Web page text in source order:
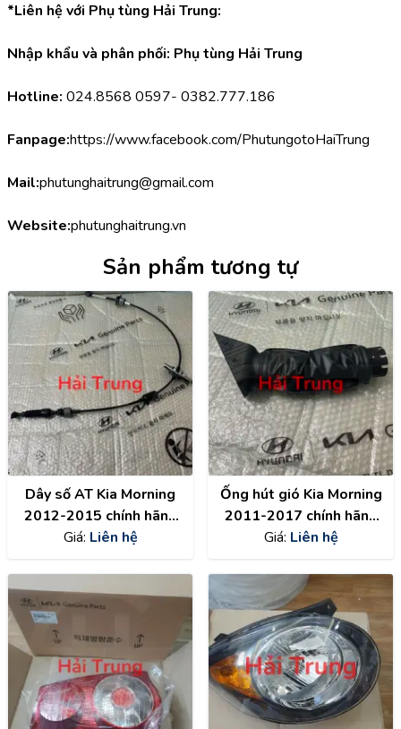
*Liên hệ với Phụ tùng Hải Trung:
Nhập khẩu và phân phối: Phụ tùng Hải Trung
Hotline: 024.8568 0597- 0382.777.186
Fanpage:https://www.facebook.com/PhutungotoHaiTrung
Mail:phutunghaitrung@gmail.com
Website:phutunghaitrung.vn
Sản phẩm tương tự
Dây số AT Kia Morning
2012-2015 chính hãng
467901Y000
Giá: Liên hệ
Ống hút gió Kia Morning
2011-2017 chính hãng
282101Y100
Giá: Liên hệ